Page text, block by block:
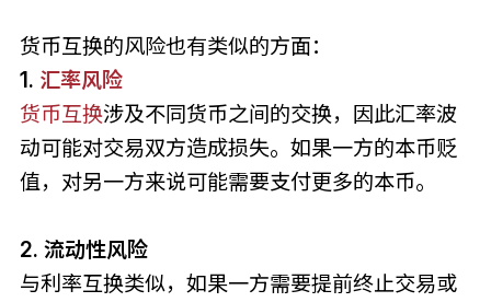
货币互换的风险也有类似的方面：
1. 汇率风险
货币互换涉及不同货币之间的交换，因此汇率波
动可能对交易双方造成损失。如果一方的本币贬
值，对另一方来说可能需要支付更多的本币。
2. 流动性风险
与利率互换类似，如果一方需要提前终止交易或